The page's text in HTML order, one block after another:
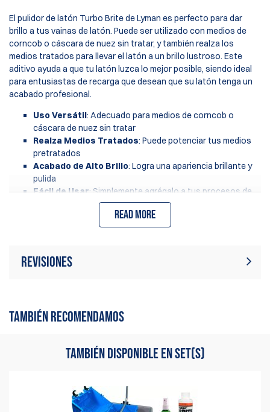
El pulidor de latón Turbo Brite de Lyman es perfecto para dar
brillo a tus vainas de latón. Puede ser utilizado con medios de
corncob o cáscara de nuez sin tratar, y también realza los
medios tratados para llevar el latón a un brillo lustroso. Este
aditivo ayuda a que tu latón luzca lo mejor posible, siendo ideal
para entusiastas de recarga que desean que su latón tenga un
acabado profesional.
Uso Versátil: Adecuado para medios de corncob o
cáscara de nuez sin tratar
Realza Medios Tratados: Puede potenciar tus medios
pretratados
Acabado de Alto Brillo: Logra una apariencia brillante y
pulida
Fácil de Usar: Simplemente agrégalo a tus procesos de
Read more
Revisiones
productos. Sé el primero en escribir
una reseña
TAMBIÉN RECOMENDAMOS
TAMBIÉN DISPONIBLE EN SET(S)